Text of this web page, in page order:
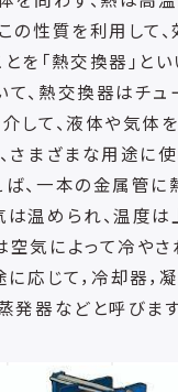
の性質を利用して
を「熱交換器」とい
て、熱交換器はチ
して、液体や気体
さまざまな用途に
、一本の金属管に
温められ、温度は
気によって冷やさ
に応じて，冷却器，
発器などと呼びます